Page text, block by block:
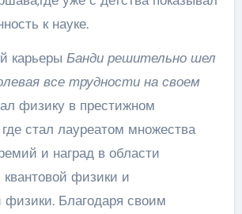
к науке.
карьеры Банди решительно шел
все трудности на своем
физику в престижном
стал лауреатом множества
и наград в области
физики и
физики. Благодаря своим